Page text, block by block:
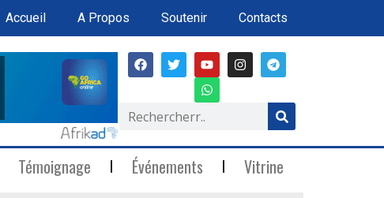
Accueil A Propos Soutenir Contacts
Témoignage Événements Vitrine